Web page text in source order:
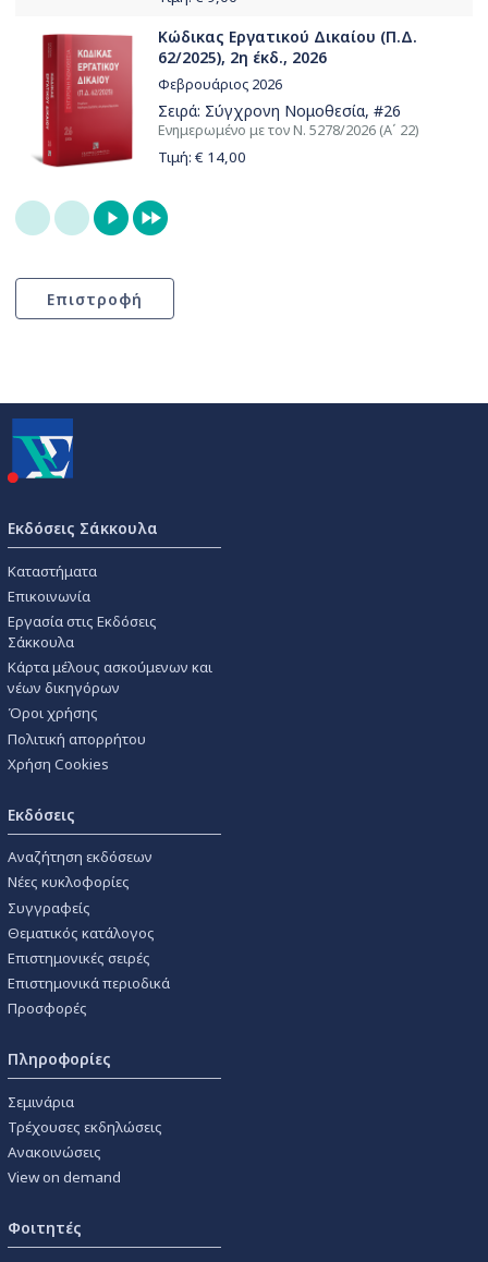
Κώδικας Εργατικού Δικαίου (Π.Δ.
62/2025), 2η έκδ., 2026
Φεβρουάριος 2026
Σειρά: Σύγχρονη Νομοθεσία, #26
Ενημερωμένο με τον Ν. 5278/2026 (Α΄ 22)
Τιμή: € 14,00
Εκδόσεις Σάκκουλα
Καταστήματα
Επικοινωνία
Εργασία στις Εκδόσεις
Σάκκουλα
Κάρτα μέλους ασκούμενων και
νέων δικηγόρων
Όροι χρήσης
Πολιτική απορρήτου
Χρήση Cookies
Εκδόσεις
Αναζήτηση εκδόσεων
Νέες κυκλοφορίες
Συγγραφείς
Θεματικός κατάλογος
Επιστημονικές σειρές
Επιστημονικά περιοδικά
Προσφορές
Πληροφορίες
Σεμινάρια
Τρέχουσες εκδηλώσεις
Ανακοινώσεις
View on demand
Φοιτητές